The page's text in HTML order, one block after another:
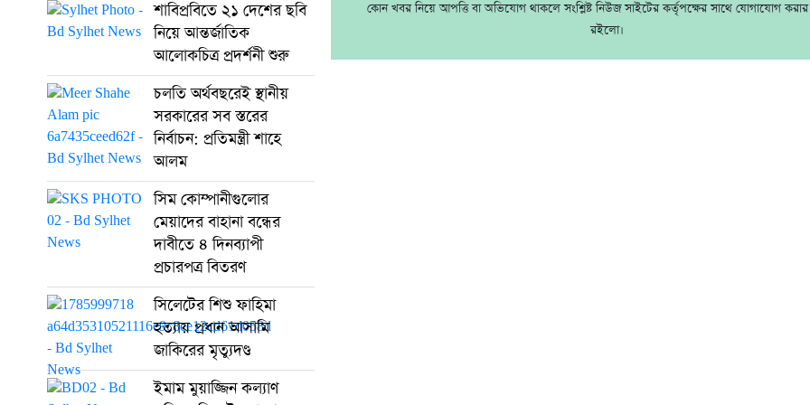
শাবিপ্রবিতে ২১ দেশের ছবি
নিয়ে আন্তর্জাতিক
আলোকচিত্র প্রদর্শনী শুরু
চলতি অর্থবছরেই স্থানীয়
সরকারের সব স্তরের
নির্বাচন: প্রতিমন্ত্রী শাহে
আলম
সিম কোম্পানীগুলোর
মেয়াদের বাহানা বন্ধের
দাবীতে ৪ দিনব্যাপী
প্রচারপত্র বিতরণ
সিলেটের শিশু ফাহিমা
হত্যায় প্রধান আসামি
জাকিরের মৃত্যুদণ্ড
ইমাম মুয়াজ্জিন কল্যাণ
কোন খবর নিয়ে আপত্তি বা অভিযোগ থাকলে সংশ্লিষ্ট নিউজ সাইটের কর্তৃপক্ষের সাথে যোগাযোগ
রইলো।